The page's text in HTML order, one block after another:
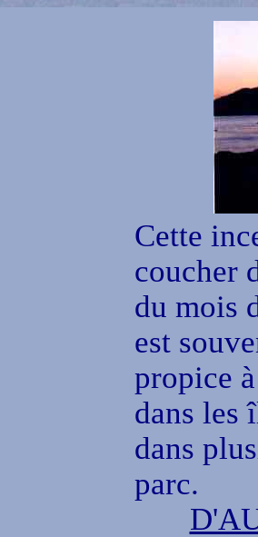
Cette
coucher
du mois
est
propice
dans les
dans
parc.